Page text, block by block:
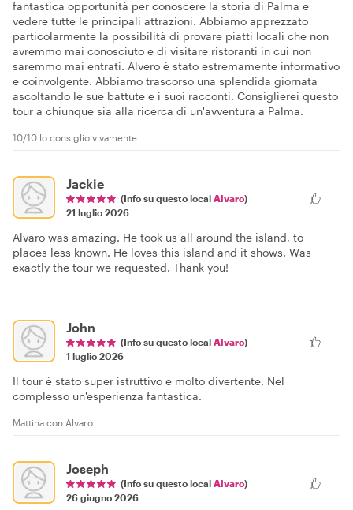
fantastica opportunità per conoscere la storia di Palma e
vedere tutte le principali attrazioni. Abbiamo apprezzato
particolarmente la possibilità di provare piatti locali che non
avremmo mai conosciuto e di visitare ristoranti in cui non
saremmo mai entrati. Alvero è stato estremamente informativo
e coinvolgente. Abbiamo trascorso una splendida giornata
ascoltando le sue battute e i suoi racconti. Consiglierei questo
tour a chiunque sia alla ricerca di un'avventura a Palma.
10/10 lo consiglio vivamente
Jackie
(Info su questo local Alvaro)
21 luglio 2026
Alvaro was amazing. He took us all around the island, to
places less known. He loves this island and it shows. Was
exactly the tour we requested. Thank you!
John
(Info su questo local Alvaro)
1 luglio 2026
Il tour è stato super istruttivo e molto divertente. Nel
complesso un'esperienza fantastica.
Mattina con Alvaro
Joseph
(Info su questo local Alvaro)
26 giugno 2026